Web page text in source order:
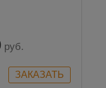
руб.